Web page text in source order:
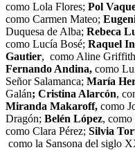
como Lola Flores; Pol
como Carmen Mateo;
Duquesa de Alba; Rebeca
como Lucía Bosé; Raquel
Gautier, como Aline Griffith
Fernando Andina, como
Señor Salamanca; María
Galán; Cristina Alarcón,
Miranda Makaroff, como
Dragón; Belén López, como
como Clara Pérez; Silvia
como la Sansona del siglo